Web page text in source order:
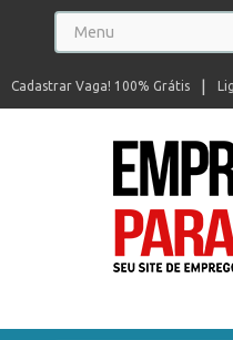
Cadastrar Vaga! 100% Grátis